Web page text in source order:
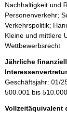
Nachhaltigkeit und
Personenverkehr;
Verkehrspolitik;
Kleine und mittlere
Wettbewerbsrecht
Jährliche
Geschäftsjahr: 01/
500.001 bis
Vollzeitäquivalent